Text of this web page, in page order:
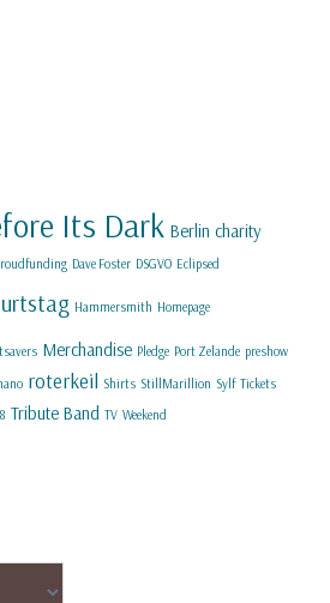
Its Dark Berlin charity
Dave Foster DSGVO Eclipsed
Hammersmith Homepage
Merchandise Pledge Port Zelande preshow
roterkeil Shirts StillMarillion Sylf Tickets
Tribute Band TV Weekend